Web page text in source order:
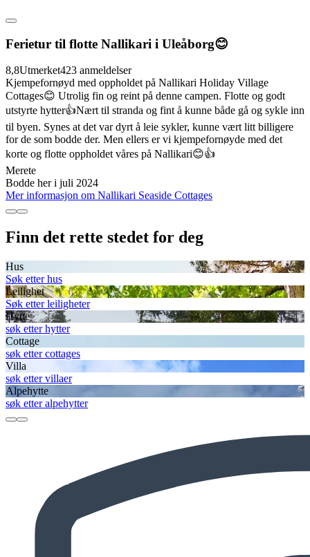
Ferietur til flotte Nallikari i Uleåborg😊
8,8Utmerket423 anmeldelser
Kjempefornøyd med oppholdet på Nallikari Holiday Village
Cottages😊 Utrolig fin og reint på denne campen. Flotte og godt
utstyrte hytter👍Nært til stranda og fint å kunne både gå og sykle inn
til byen. Synes at det var dyrt å leie sykler, kunne vært litt billigere
for de som bodde der. Men ellers er vi kjempefornøyde med det
korte og flotte oppholdet våres på Nallikari😊👍
Merete
Bodde her i juli 2024
Mer informasjon om Nallikari Seaside Cottages
Finn det rette stedet for deg
Hus
Søk etter hus
Leilighet
Søk etter leiligheter
Hytte
søk etter hytter
Cottage
søk etter cottages
Villa
søk etter villaer
Alpehytte
søk etter alpehytter